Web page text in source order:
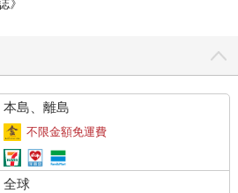
》
島、離島
不限金額免運費
全球